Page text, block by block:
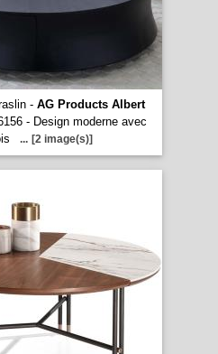
- AG Products Albert
- Design moderne avec
... [2 image(s)]